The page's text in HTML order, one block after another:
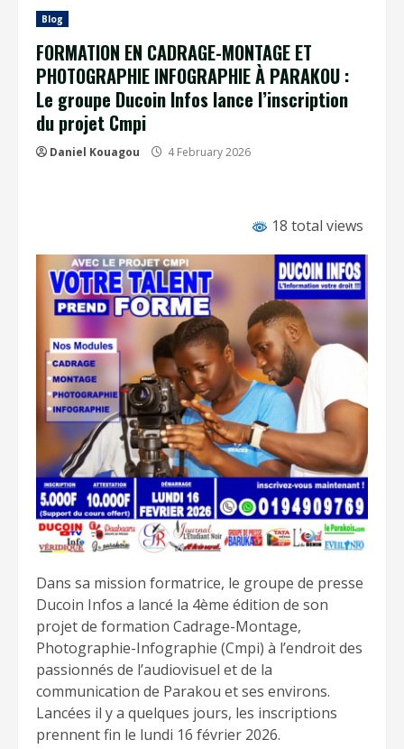
Blog
FORMATION EN CADRAGE-MONTAGE ET
PHOTOGRAPHIE INFOGRAPHIE À PARAKOU :
Le groupe Ducoin Infos lance l’inscription
du projet Cmpi
Daniel Kouagou 4 February 2026
18 total views
Dans sa mission formatrice, le groupe de presse
Ducoin Infos a lancé la 4ème édition de son
projet de formation Cadrage-Montage,
Photographie-Infographie (Cmpi) à l’endroit des
passionnés de l’audiovisuel et de la
communication de Parakou et ses environs.
Lancées il y a quelques jours, les inscriptions
prennent fin le lundi 16 février 2026.